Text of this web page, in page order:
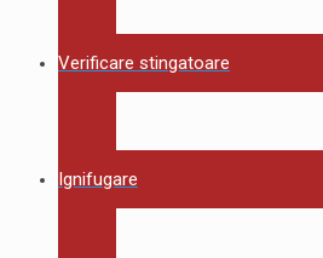
Verificare stingatoare
Ignifugare